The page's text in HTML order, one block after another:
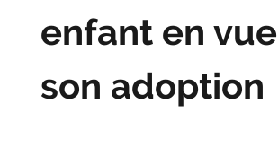
enfant en
son adoption